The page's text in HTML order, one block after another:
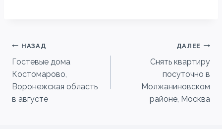
Навигация
по
записям
НАЗАД
Гостевые дома
Костомарово,
Воронежская область
в августе
ДАЛЕЕ
Снять квартиру
посуточно в
Молжаниновском
районе, Москва